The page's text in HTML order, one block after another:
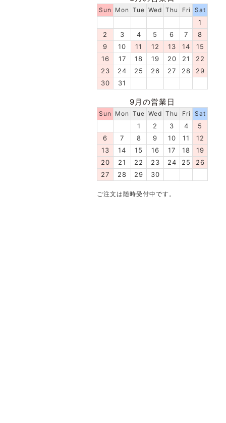
Sun Mon Tue Wed Thu Fri Sat
1
2
3 4 5 6 7
8
9
10 11 12 13 14
15
16
17 18 19 20 21
22
23
24 25 26 27 28
29
30
31
9月の営業日
Sun Mon Tue Wed Thu Fri Sat
1 2 3 4
5
6
7 8 9 10 11
12
13
14 15 16 17 18
19
20
21 22 23 24 25
26
27
28 29 30
ご注文は随時受付中です。